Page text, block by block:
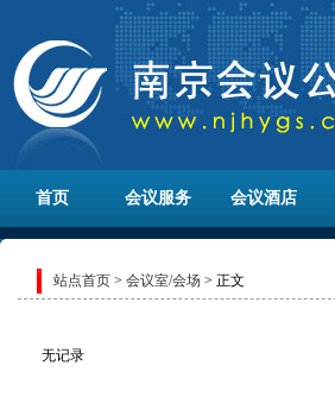
首页 会议服务 会议酒店
站点首页 > 会议室/会场 > 正文
无记录